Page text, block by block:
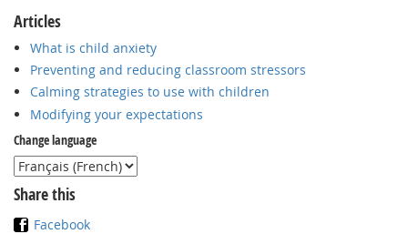
Articles
What is child anxiety
Preventing and reducing classroom stressors
Calming strategies to use with children
Modifying your expectations
Change language
Share this
Facebook